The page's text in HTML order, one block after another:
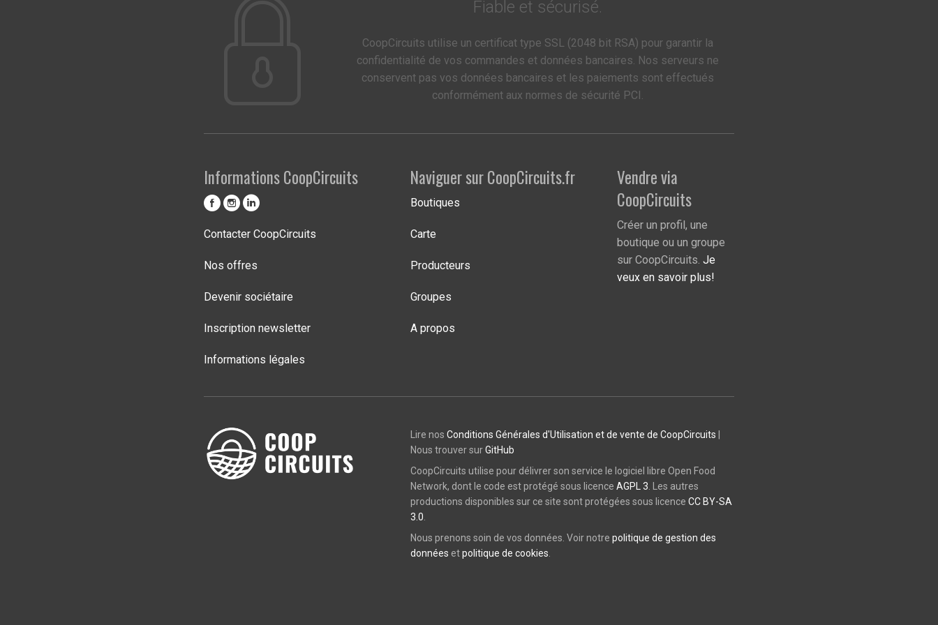
Fiable et sécurisé.
CoopCircuits utilise un certificat type SSL (2048 bit RSA) pour garantir la
confidentialité de vos commandes et données bancaires. Nos serveurs ne
conservent pas vos données bancaires et les paiements sont effectués
conformément aux normes de sécurité PCI.
Informations CoopCircuits
Contacter CoopCircuits
Nos offres
Devenir sociétaire
Inscription newsletter
Informations légales
Naviguer sur CoopCircuits.fr
Boutiques
Carte
Producteurs
Groupes
A propos
Vendre via
CoopCircuits
Créer un profil, une
boutique ou un groupe
sur CoopCircuits.Je
veux en savoir plus!
Lire nosConditions Générales d'Utilisation et de vente de CoopCircuits
Nous trouver surGitHub
CoopCircuits utilise pour délivrer son service le logiciel libre Open Food
Network, dont le code est protégé sous licenceAGPL 3 . Les autres
productions disponibles sur ce site sont protégées sous licenceCC BY-SA
3.0
Nous prenons soin de vos données. Voir notrepolitique de gestion des
données etpolitique de cookies